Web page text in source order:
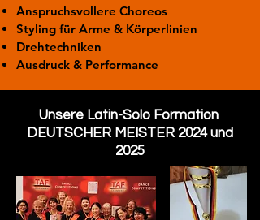
Anspruchsvollere Choreos
Styling für Arme & Körperlinien
Drehtechniken
Ausdruck & Performance
Unsere Latin-Solo Formation
DEUTSCHER MEISTER 2024 und
2025